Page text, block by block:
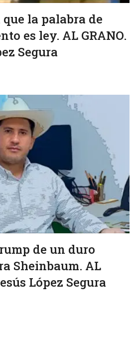
la palabra de
es ley. AL GRANO.
Segura
de un duro
Sheinbaum. AL
López Segura